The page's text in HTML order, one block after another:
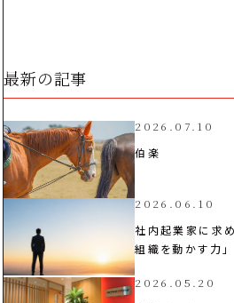
最新の記事
2026.07.10
伯楽
2026.06.10
社内起業家に求
組織を動かす力」
2026.05.20